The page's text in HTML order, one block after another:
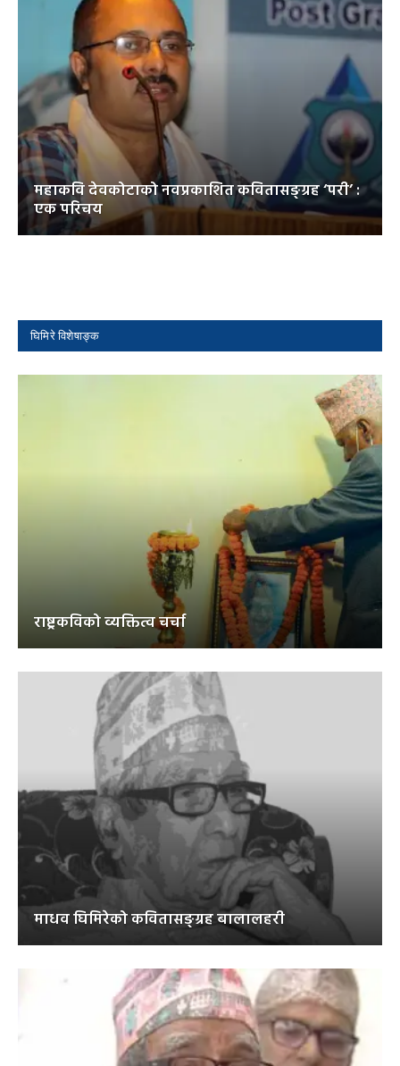
महाकवि देवकोटाको नवप्रकाशित कवितासङ्ग्रह ‘परी’ :
एक परिचय
घिमिरे विशेषाङ्क
राष्ट्रकविको व्यक्तित्व चर्चा
माधव घिमिरेको कवितासङ्ग्रह बालालहरी